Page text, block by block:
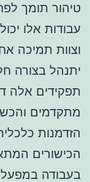
טיהור תומך
עבודות אלו
וצוות תמיכה
יתנהל בצורה
תפקידים אלה
מתקדמים
הזדמנות
הכישורים
בעבודה במפעל,